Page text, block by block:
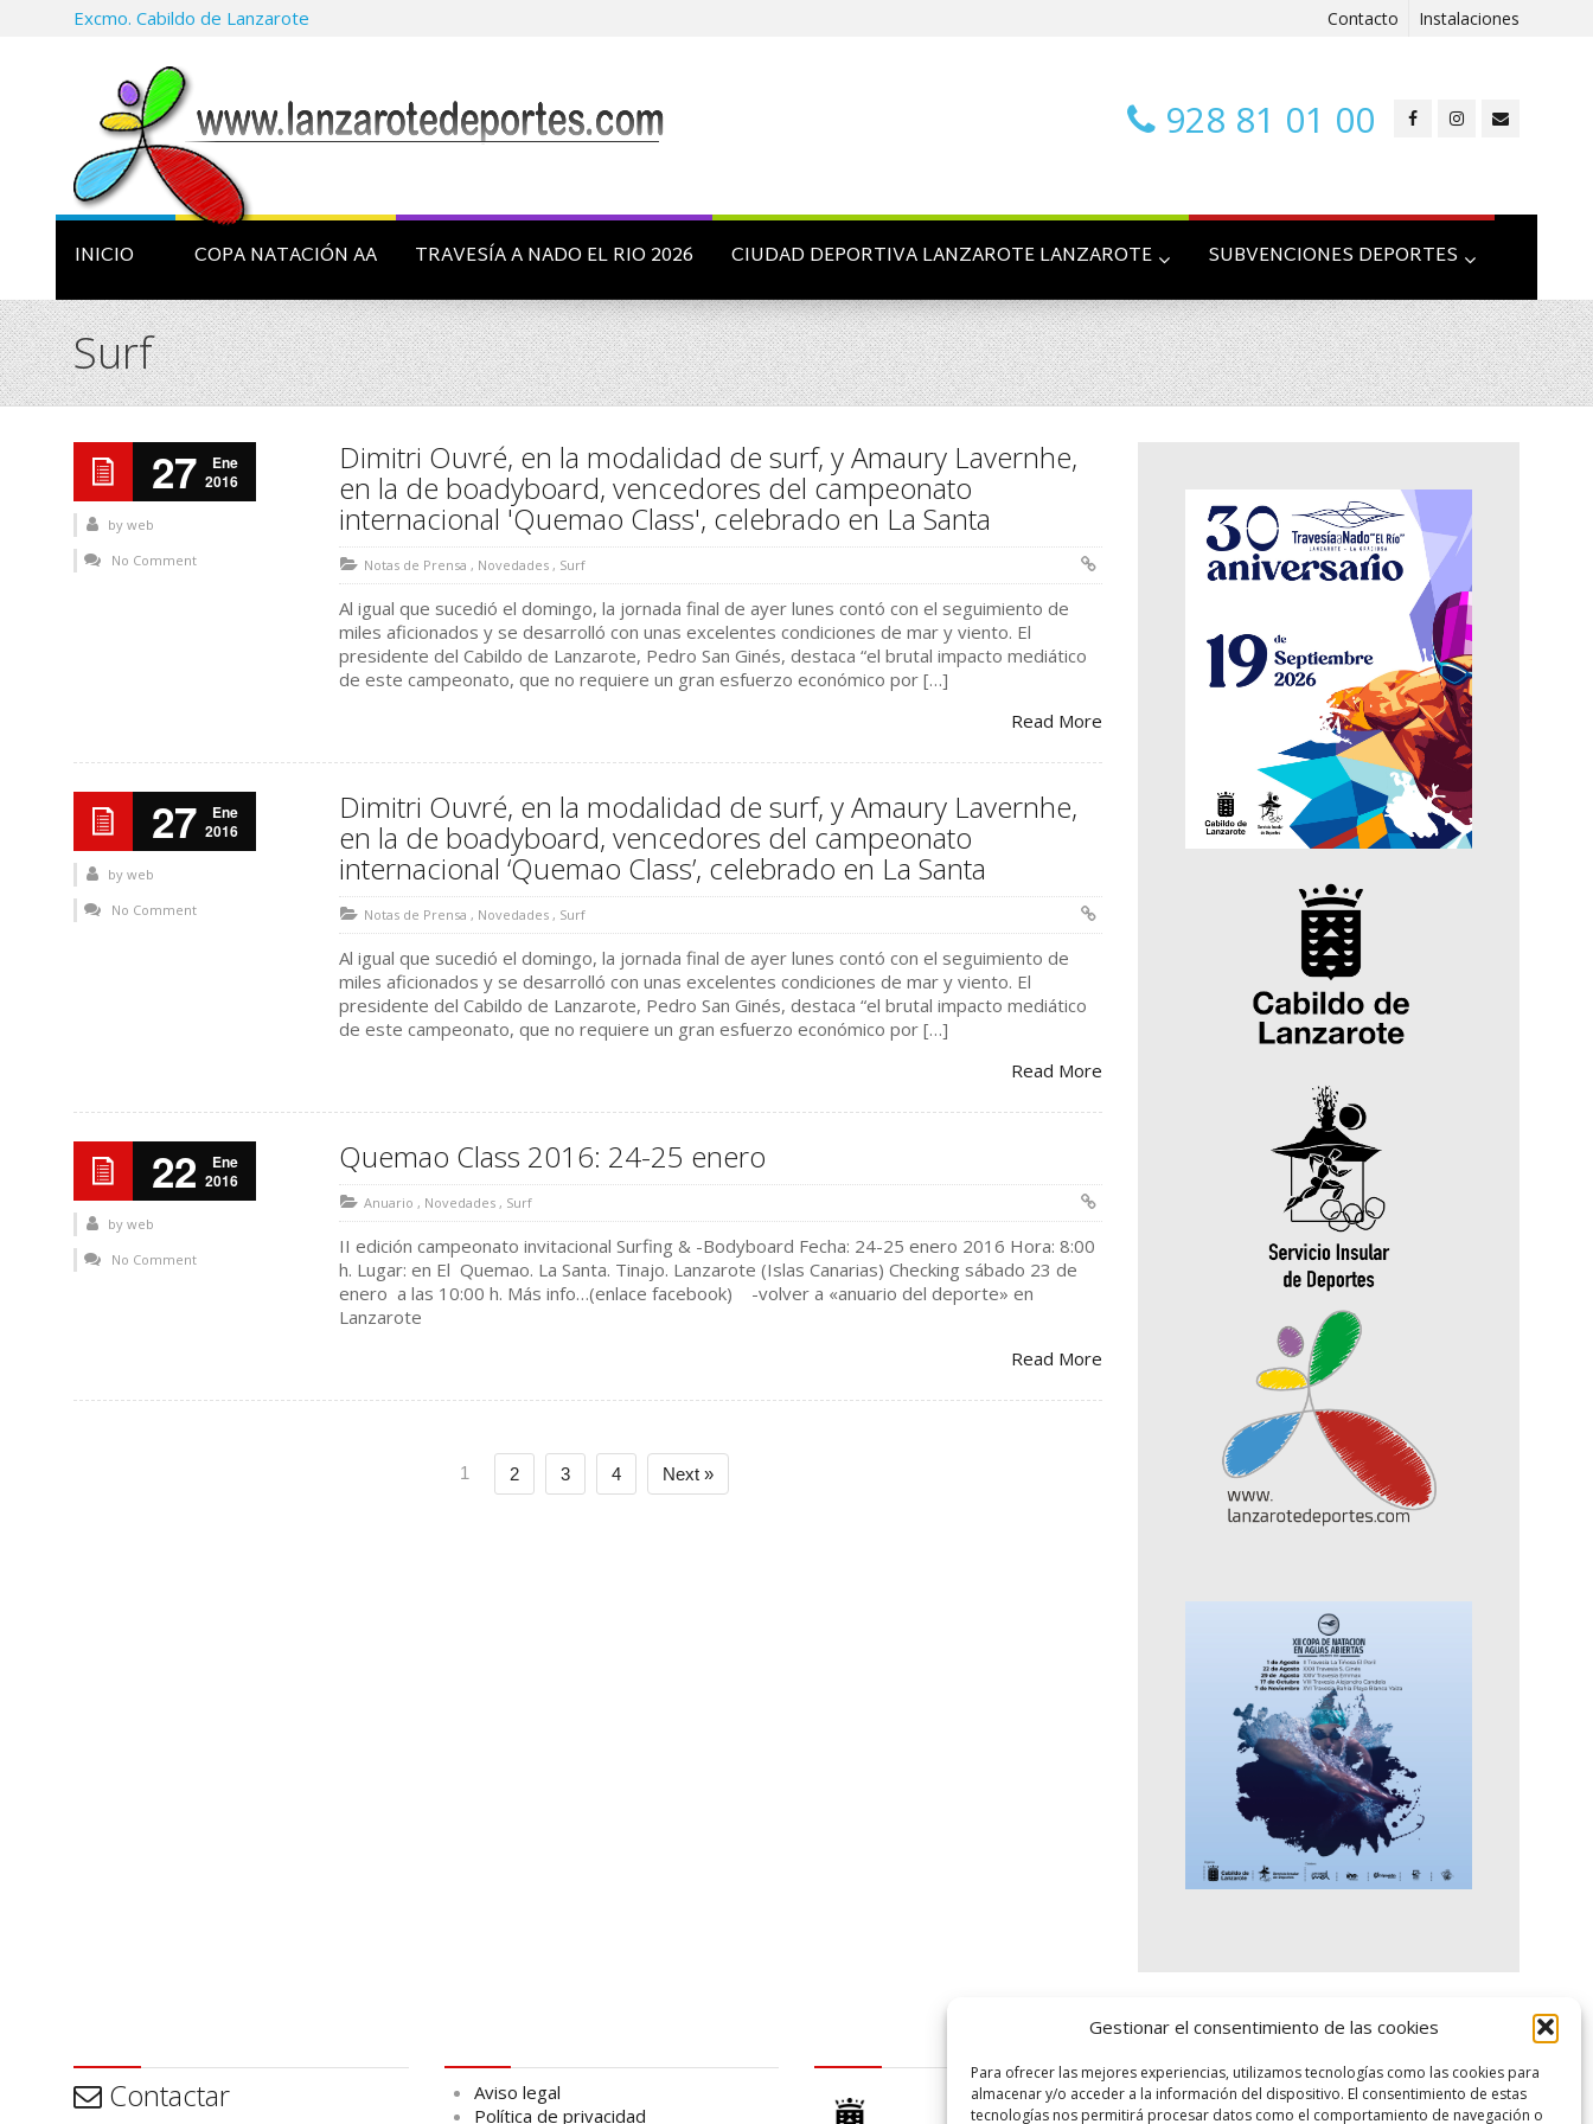
Gestionar el consentimiento de las cookies
Para ofrecer las mejores experiencias, utilizamos tecnologías como las cookies para
almacenar y/o acceder a la información del dispositivo. El consentimiento de estas
tecnologías nos permitirá procesar datos como el comportamiento de navegación o
Excmo. Cabildo de Lanzarote Contacto Instalaciones
928 81 01 00
INICIO COPA NATACIÓN AA TRAVESÍA A NADO EL RIO 2026 CIUDAD DEPORTIVA LANZAROTE LANZAROTE SUBVENCIONES DEPORTES
Surf
27
Ene
2016
by web
No Comment
Dimitri Ouvré, en la modalidad de surf, y Amaury Lavernhe,
en la de boadyboard, vencedores del campeonato
internacional 'Quemao Class', celebrado en La Santa
Notas de Prensa , Novedades , Surf
Al igual que sucedió el domingo, la jornada final de ayer lunes contó con el seguimiento de
miles aficionados y se desarrolló con unas excelentes condiciones de mar y viento. El
presidente del Cabildo de Lanzarote, Pedro San Ginés, destaca “el brutal impacto mediático
de este campeonato, que no requiere un gran esfuerzo económico por […]
Read More
27
Ene
2016
by web
No Comment
Dimitri Ouvré, en la modalidad de surf, y Amaury Lavernhe,
en la de boadyboard, vencedores del campeonato
internacional ‘Quemao Class’, celebrado en La Santa
Notas de Prensa , Novedades , Surf
Al igual que sucedió el domingo, la jornada final de ayer lunes contó con el seguimiento de
miles aficionados y se desarrolló con unas excelentes condiciones de mar y viento. El
presidente del Cabildo de Lanzarote, Pedro San Ginés, destaca “el brutal impacto mediático
de este campeonato, que no requiere un gran esfuerzo económico por […]
Read More
22
Ene
2016
by web
No Comment
Quemao Class 2016: 24-25 enero
Anuario , Novedades , Surf
II edición campeonato invitacional Surfing & -Bodyboard Fecha: 24-25 enero 2016 Hora: 8:00
h. Lugar: en El Quemao. La Santa. Tinajo. Lanzarote (Islas Canarias) Checking sábado 23 de
enero a las 10:00 h. Más info…(enlace facebook) -volver a «anuario del deporte» en
Lanzarote
Read More
1 2 3 4 Next »
Contactar
Aviso legal
Política de privacidad
logo SID